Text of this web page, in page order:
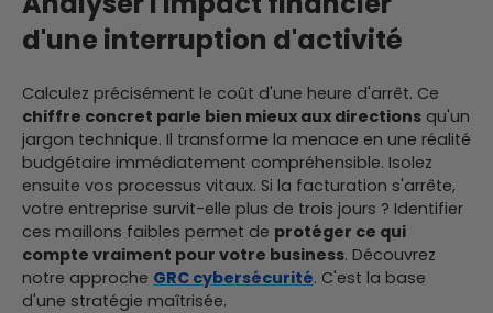
d'une interruption d'activité
Calculez précisément le coût d'une heure d'arrêt. Ce
chiffre concret parle bien mieux aux directions qu'un
jargon technique. Il transforme la menace en une réalité
budgétaire immédiatement compréhensible. Isolez
ensuite vos processus vitaux. Si la facturation s'arrête,
votre entreprise survit-elle plus de trois jours ? Identifier
ces maillons faibles permet de protéger ce qui
compte vraiment pour votre business. Découvrez
notre approche GRC cybersécurité. C'est la base
d'une stratégie maîtrisée.